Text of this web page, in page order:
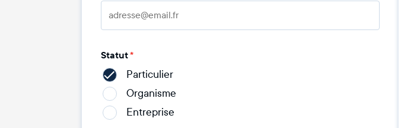
Statut*
Particulier
Organisme
Entreprise